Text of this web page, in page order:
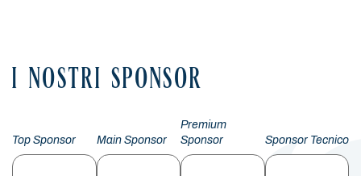
I NOSTRI SPONSOR
Top Sponsor Main Sponsor
Premium
Sponsor
Sponsor Tecnico